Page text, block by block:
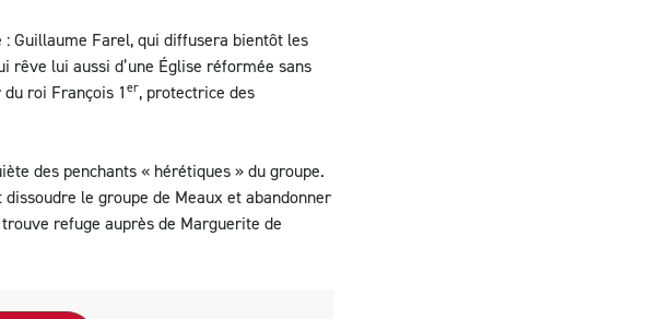
Guillaume Farel, qui diffusera bientôt les
rêve lui aussi d’une Église réformée sans
roi François 1er, protectrice des
des penchants « hérétiques » du groupe.
le groupe de Meaux et abandonner
refuge auprès de Marguerite de